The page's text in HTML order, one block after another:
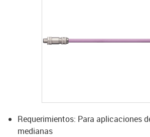
Requerimientos: Para aplicaciones
medianas